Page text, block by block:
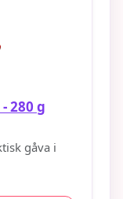
280 g
gåva i